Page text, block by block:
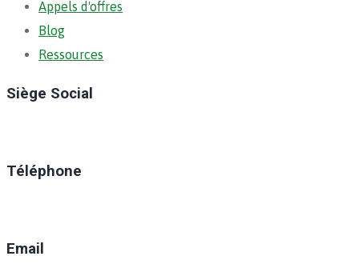
Appels d'offres
Blog
Ressources
Siège Social
Téléphone
Email